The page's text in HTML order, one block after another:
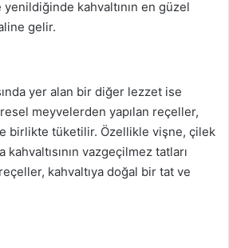
kahvaltının en güzel
gelir.
yer alan bir diğer lezzet ise
meyvelerden yapılan reçeller,
birlikte tüketilir. Özellikle vişne, çilek
vazgeçilmez tatları
kahvaltıya doğal bir tat ve